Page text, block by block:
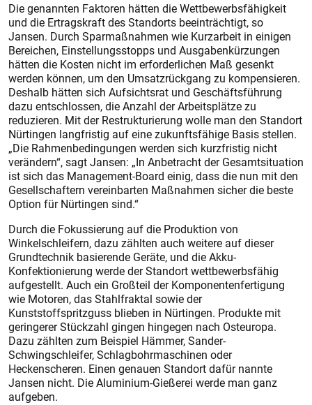
Die genannten Faktoren hätten die Wettbewerbsfähigkeit
und die Ertragskraft des Standorts beeinträchtigt, so
Jansen. Durch Sparmaßnahmen wie Kurzarbeit in einigen
Bereichen, Einstellungsstopps und Ausgabenkürzungen
hätten die Kosten nicht im erforderlichen Maß gesenkt
werden können, um den Umsatzrückgang zu kompensieren.
Deshalb hätten sich Aufsichtsrat und Geschäftsführung
dazu entschlossen, die Anzahl der Arbeitsplätze zu
reduzieren. Mit der Restrukturierung wolle man den Standort
Nürtingen langfristig auf eine zukunftsfähige Basis stellen.
„Die Rahmenbedingungen werden sich kurzfristig nicht
verändern“, sagt Jansen: „In Anbetracht der Gesamtsituation
ist sich das Management-Board einig, dass die nun mit den
Gesellschaftern vereinbarten Maßnahmen sicher die beste
Option für Nürtingen sind.“
Durch die Fokussierung auf die Produktion von
Winkelschleifern, dazu zählten auch weitere auf dieser
Grundtechnik basierende Geräte, und die Akku-
Konfektionierung werde der Standort wettbewerbsfähig
aufgestellt. Auch ein Großteil der Komponentenfertigung
wie Motoren, das Stahlfraktal sowie der
Kunststoffspritzguss blieben in Nürtingen. Produkte mit
geringerer Stückzahl gingen hingegen nach Osteuropa.
Dazu zählten zum Beispiel Hämmer, Sander-
Schwingschleifer, Schlagbohrmaschinen oder
Heckenscheren. Einen genauen Standort dafür nannte
Jansen nicht. Die Aluminium-Gießerei werde man ganz
aufgeben.